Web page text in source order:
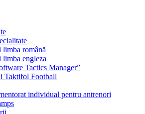
limba română
limba engleza
Tactics Manager”
Taktifol Football
individual pentru antrenori